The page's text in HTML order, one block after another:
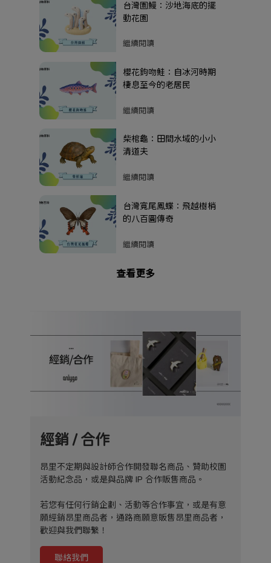
台灣園鰻：沙地海底的擺
動花園
繼續閱讀
櫻花鉤吻鮭：自冰河時期
棲息至今的老居民
繼續閱讀
柴棺龜：田間水域的小小
清道夫
繼續閱讀
台灣寬尾鳳蝶：飛越樹梢
的八百圓傳奇
繼續閱讀
查看更多
經銷 / 合作
昂里不定期與設計師合作開發聯名商品、贊助校園
活動紀念品，或是與品牌 IP 合作販售商品。
若您有任何行銷企劃、活動等合作事宜，或是有意
願經銷昂里商品者，通路商願意販售昂里商品者，
歡迎與我們聯繫！
聯絡我們